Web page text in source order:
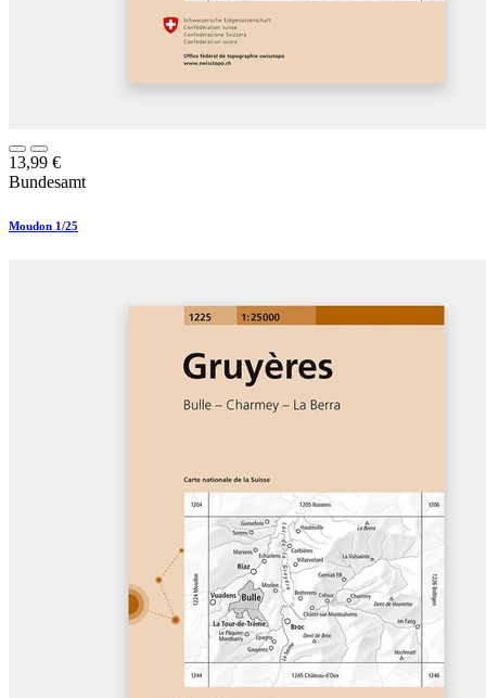
13,99 €
Bundesamt
Moudon 1/25